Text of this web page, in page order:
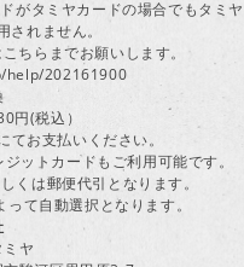
がタミヤカードの場合でもタミヤ
されません。
ちらまでお願いします。
help/202161900
円(税込）
てお支払いください。
ットカードもご利用可能です。
くは郵便代引となります。
て自動選択となります。
ヤ